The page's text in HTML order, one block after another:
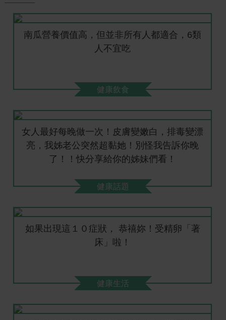
南瓜營養價值高，但並非所有人都適合，6類
人不宜吃
健康飲食
女人最好每晚做一次！皮膚變嫩白，排毒變漂
亮，我姊老公突然超黏她！別怪我告訴你晚
了！！快分享給你的姊妹們看！
健康話題
如果出現這１０症狀， 恭禧妳！受精卵「著
床」啦！
健康生活